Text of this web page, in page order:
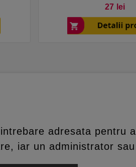
27 lei
adresata pentru
iar un administrator